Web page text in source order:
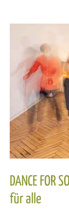
DANCE FOR
für alle